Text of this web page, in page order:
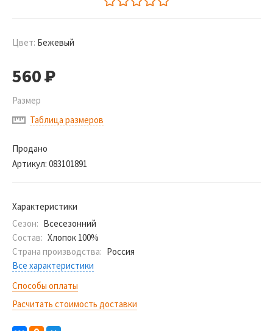
Цвет: Бежевый
560Р
Размер
Таблица размеров
Продано
Артикул: 083101891
Характеристики
Сезон: Всесезонний
Состав: Хлопок 100%
Страна производства: Россия
Все характеристики
Способы оплаты
Расчитать стоимость доставки